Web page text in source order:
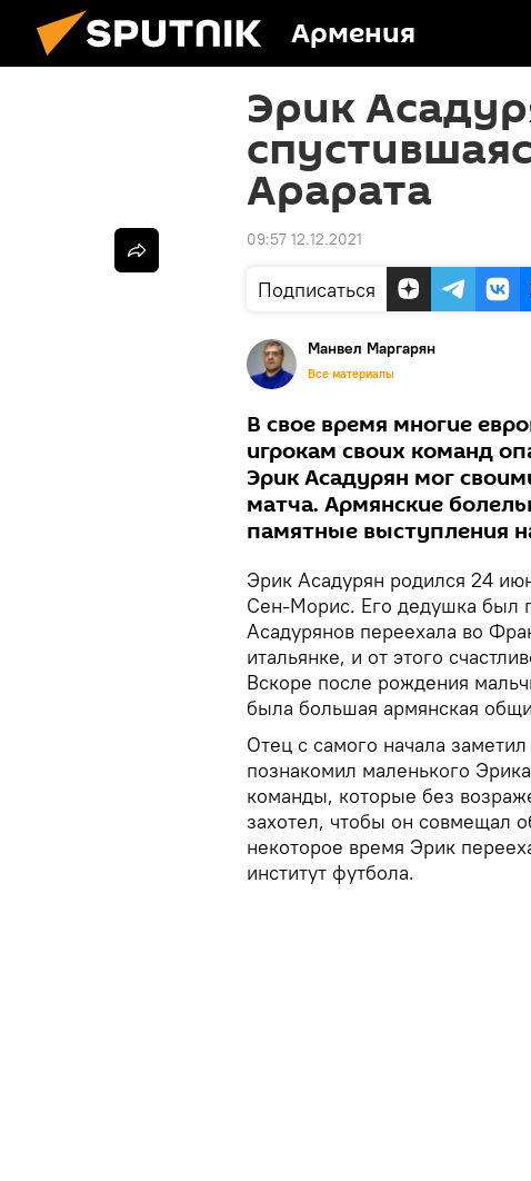
Армения
Эрик
Арарата
09:57 12.12.2021
Подписаться
Манвел Маргарян
Все материалы
В свое время многие
игрокам своих команд
Эрик Асадурян мог
матча. Армянские
памятные выступления
Эрик Асадурян родился 24
Сен-Морис. Его дедушка был
Асадурянов переехала во
итальянке, и от этого
Вскоре после рождения
была большая армянская
Отец с самого начала
познакомил маленького
команды, которые без
захотел, чтобы он совмещал
некоторое время Эрик
институт футбола.